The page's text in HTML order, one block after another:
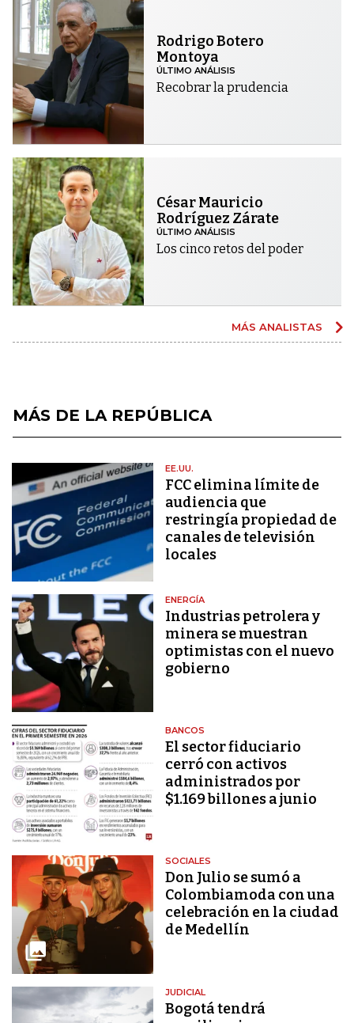
Rodrigo Botero
Montoya
ÚLTIMO ANÁLISIS
Recobrar la prudencia
César Mauricio
Rodríguez Zárate
ÚLTIMO ANÁLISIS
Los cinco retos del poder
MÁS ANALISTAS
MÁS DE LA REPÚBLICA
EE.UU.
FCC elimina límite de
audiencia que
restringía propiedad de
canales de televisión
locales
ENERGÍA
Industrias petrolera y
minera se muestran
optimistas con el nuevo
gobierno
BANCOS
El sector fiduciario
cerró con activos
administrados por
$1.169 billones a junio
SOCIALES
Don Julio se sumó a
Colombiamoda con una
celebración en la ciudad
de Medellín
JUDICIAL
Bogotá tendrá